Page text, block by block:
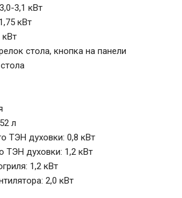
3,1 кВт
кВт
кВт
стола, кнопка на панели
л
ТЭН духовки: 0,8 кВт
ТЭН духовки: 1,2 кВт
1,2 кВт
2,0 кВт